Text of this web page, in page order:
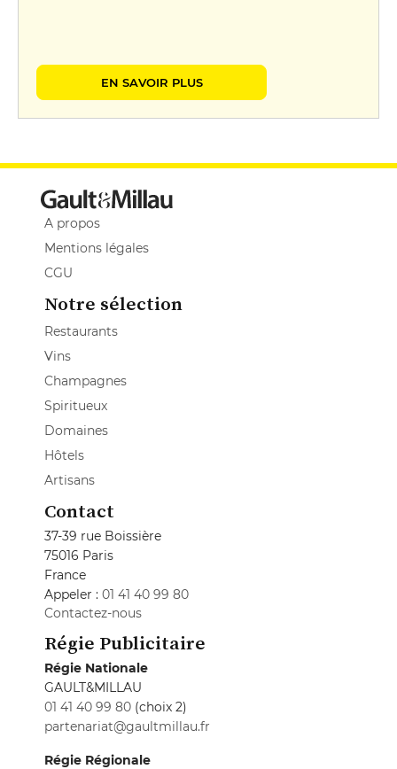
EN SAVOIR PLUS
A propos
Mentions légales
CGU
Notre sélection
Restaurants
Vins
Champagnes
Spiritueux
Domaines
Hôtels
Artisans
Contact
37-39 rue Boissière
75016 Paris
France
Appeler : 01 41 40 99 80
Contactez-nous
Régie Publicitaire
Régie Nationale
GAULT&MILLAU
01 41 40 99 80 (choix 2)
partenariat@gaultmillau.fr
Régie Régionale